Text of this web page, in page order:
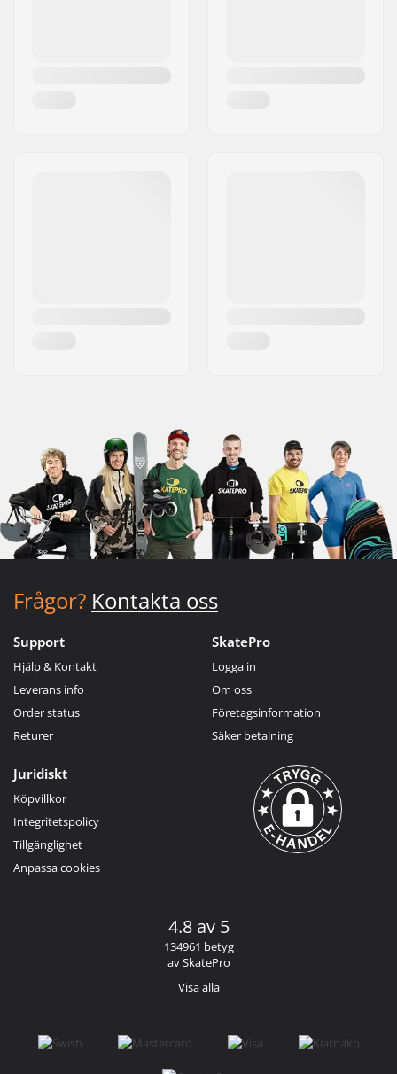
Frågor? Kontakta oss
Support
Hjälp & Kontakt
Leverans info
Order status
Returer
SkatePro
Logga in
Om oss
Företagsinformation
Säker betalning
Juridiskt
Köpvillkor
Integritetspolicy
Tillgänglighet
Anpassa cookies
4.8 av 5
134961 betyg
av SkatePro
Visa alla